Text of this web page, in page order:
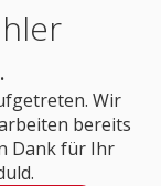
Wir
bereits
Dank für Ihr